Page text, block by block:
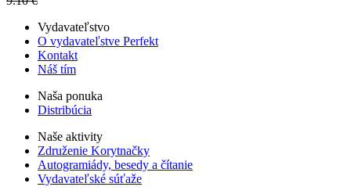
Vydavateľstvo
O vydavateľstve Perfekt
Kontakt
Náš tím
Naša ponuka
Distribúcia
Naše aktivity
Združenie Korytnačky
Autogramiády, besedy a čítanie
Vydavateľské súťaže